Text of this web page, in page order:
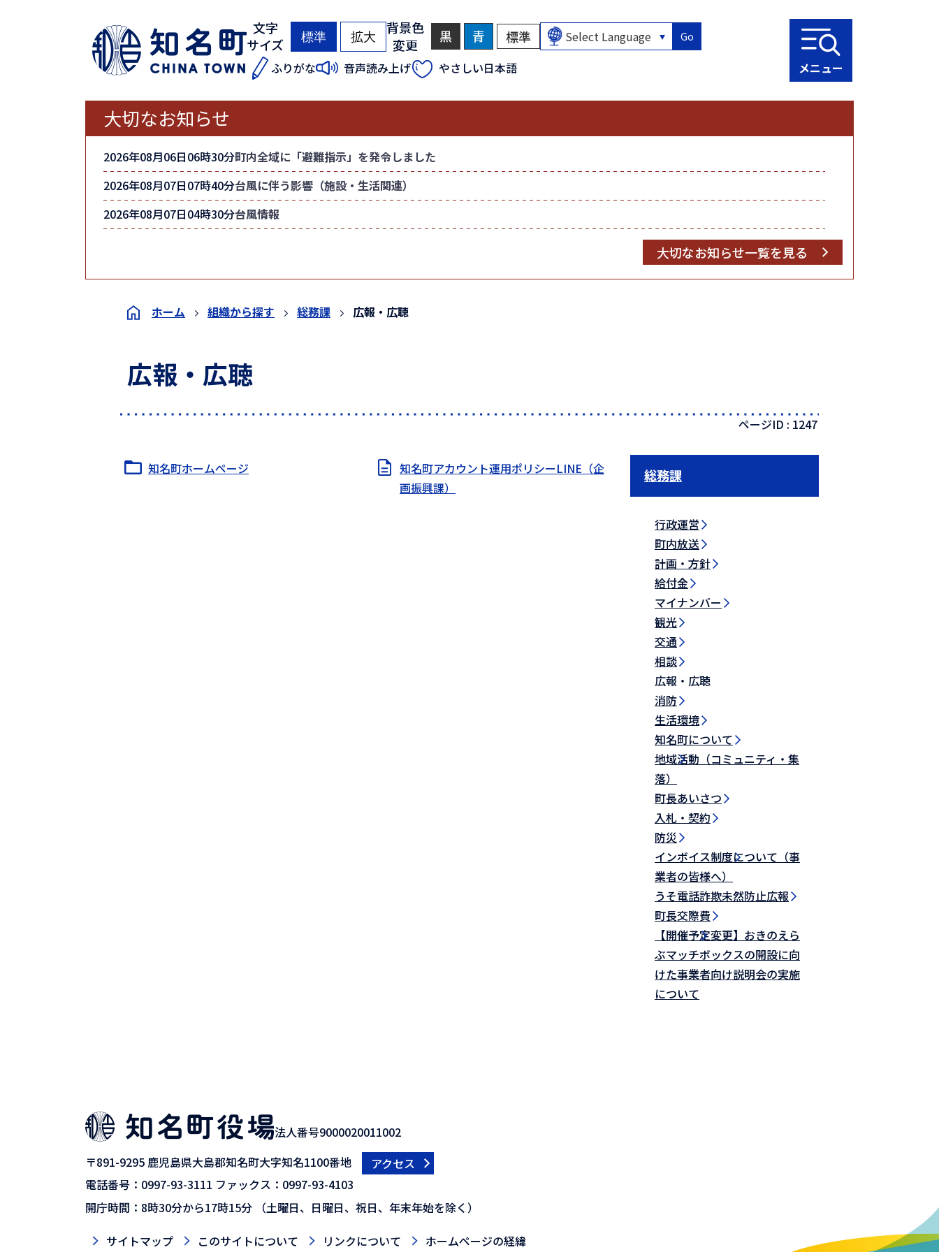
文字
サイズ
標準
（
期
拡大
（
期
背景色
変更
黒
景
色
を
色
る
青
景
色
を
色
る
標準
景
に
Go
ふりがな 音声読み上げ やさしい日本語 メニュー
大切なお知らせ
2026年08月06日06時30分町内全域に「避難指示」を発令しました
2026年08月07日07時40分台風に伴う影響（施設・生活関連）
2026年08月07日04時30分台風情報
大切なお知らせ一覧を見る
ホーム 組織から探す 総務課 広報・広聴
広報・広聴
ページID : 1247
知名町ホームページ
知名町アカウント運用ポリシーLINE（企
画振興課）
総務課
行政運営
町内放送
計画・方針
給付金
マイナンバー
観光
交通
相談
広報・広聴
消防
生活環境
知名町について
地域活動（コミュニティ・集
落）
町長あいさつ
入札・契約
防災
インボイス制度について（事
業者の皆様へ）
うそ電話詐欺未然防止広報
町長交際費
【開催予定変更】おきのえら
ぶマッチボックスの開設に向
けた事業者向け説明会の実施
について
法人番号9000020011002
〒891-9295 鹿児島県大島郡知名町大字知名1100番地
アクセス
電話番号：0997-93-3111 ファックス：0997-93-4103
開庁時間：8時30分から17時15分
（土曜日、日曜日、祝日、年末年始を除く）
サイトマップ
このサイトについて リンクについて ホームページの経緯